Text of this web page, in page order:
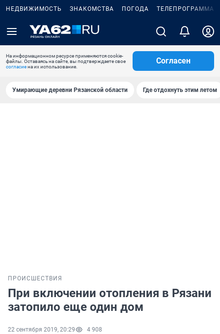
НЕДВИЖИМОСТЬ ЗНАКОМСТВА ПОГОДА ТЕЛЕПРОГРАММА
На информационном ресурсе применяются cookie-
файлы. Оставаясь на сайте, вы подтверждаете свое
согласиена их использование.
Согласен
Умирающие деревни Рязанской области Где отдохнуть этим летом
ПРОИСШЕСТВИЯ
При включении отопления в Рязани
затопило еще один дом
22 сентября 2019, 20:29 4 908